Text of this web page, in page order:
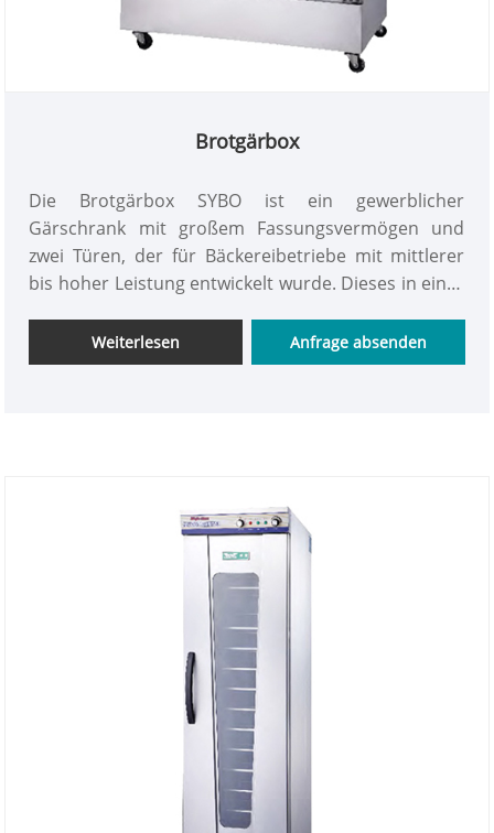
Brotgärbox
Die Brotgärbox SYBO ist ein gewerblicher
Gärschrank mit großem Fassungsvermögen und
zwei Türen, der für Bäckereibetriebe mit mittlerer
bis hoher Leistung entwickelt wurde. Dieses in einer
mit 24 Fächern ist aus robustem 430er-Edelstahl
gefertigt und verfügt über separate Trocken- und
einem insgesamt einstellbaren Bereich von 20–60
°C. Ausgestattet mit einem durchsichtigen
Sichtfenster und einfachen mechanischen Knöpfen
reduziert es den Abfall, der durch instabile
Fermentation bei Umgebungstemperatur entsteht.
Als erfahrener Branchenhersteller und
vertrauenswürdiger globaler Foodservice-Lieferant
stellt SYBO diese große Proofbox vollständig CE-
und RoHS-konform her und eignet sich für
Bäckereien, Zentralküchen und Hotel-Catering-
Weiterlesen Anfrage absenden